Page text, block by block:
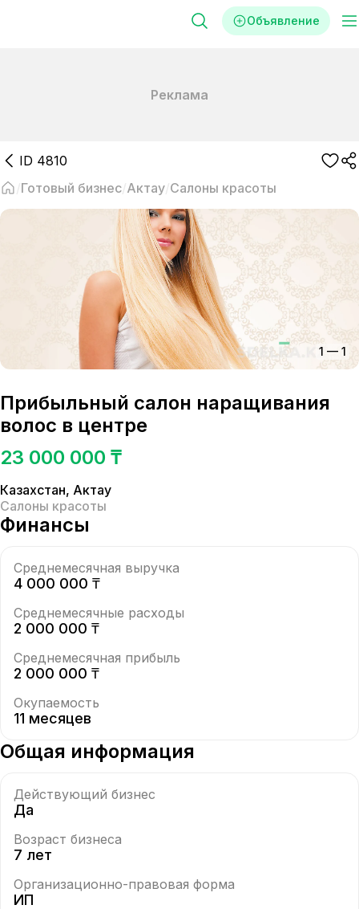
Объявление
Реклама
ID 4810
Готовый бизнес Актау Салоны красоты
1 — 1
Прибыльный салон наращивания
волос в центре
23 000 000 ₸
Казахстан, Актау
Салоны красоты
Финансы
Среднемесячная выручка
4 000 000 ₸
Среднемесячные расходы
2 000 000 ₸
Среднемесячная прибыль
2 000 000 ₸
Окупаемость
11 месяцев
Общая информация
Действующий бизнес
Да
Возраст бизнеса
7 лет
Организационно-правовая форма
ИП